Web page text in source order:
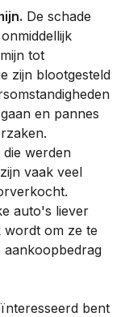
De schade
tot
zijn blootgesteld
en pannes
werden
vaak veel
auto's liever
wordt om ze te
bent